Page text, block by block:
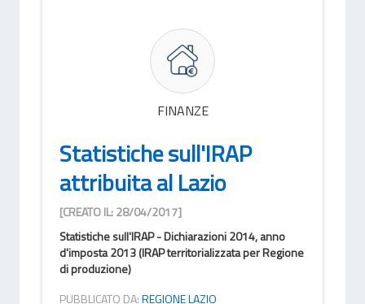
FINANZE
Statistiche sull'IRAP
attribuita al Lazio
[CREATO IL: 28/04/2017]
Statistiche sull'IRAP - Dichiarazioni 2014, anno
d'imposta 2013 (IRAP territorializzata per Regione
di produzione)
PUBBLICATO DA:REGIONE LAZIO